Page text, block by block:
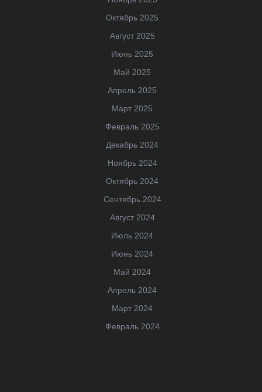
Октябрь 2025
Август 2025
Июнь 2025
Май 2025
Апрель 2025
Март 2025
Февраль 2025
Декабрь 2024
Ноябрь 2024
Октябрь 2024
Сентябрь 2024
Август 2024
Июль 2024
Июнь 2024
Май 2024
Апрель 2024
Март 2024
Февраль 2024